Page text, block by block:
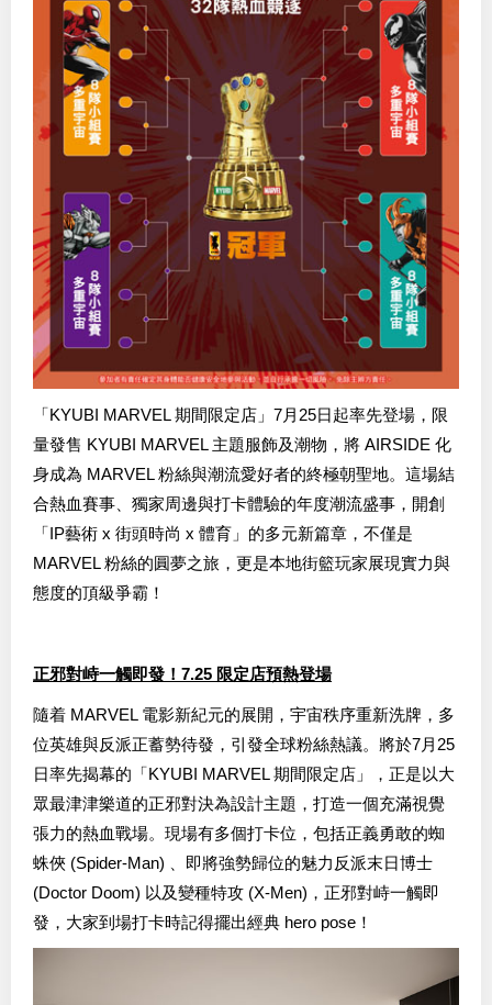
「KYUBI MARVEL 期間限定店」7月25日起率先登場，限
量發售 KYUBI MARVEL 主題服飾及潮物，將 AIRSIDE 化
身成為 MARVEL 粉絲與潮流愛好者的終極朝聖地。這場結
合熱血賽事、獨家周邊與打卡體驗的年度潮流盛事，開創
「IP藝術 x 街頭時尚 x 體育」的多元新篇章，不僅是
MARVEL 粉絲的圓夢之旅，更是本地街籃玩家展現實力與
態度的頂級爭霸！
正邪對峙一觸即發！7.25 限定店預熱登場
隨着 MARVEL 電影新紀元的展開，宇宙秩序重新洗牌，多
位英雄與反派正蓄勢待發，引發全球粉絲熱議。將於7月25
日率先揭幕的「KYUBI MARVEL 期間限定店」，正是以大
眾最津津樂道的正邪對決為設計主題，打造一個充滿視覺
張力的熱血戰場。現場有多個打卡位，包括正義勇敢的蜘
蛛俠 (Spider-Man) 、即將強勢歸位的魅力反派末日博士
(Doctor Doom) 以及變種特攻 (X-Men)，正邪對峙一觸即
發，大家到場打卡時記得擺出經典 hero pose！